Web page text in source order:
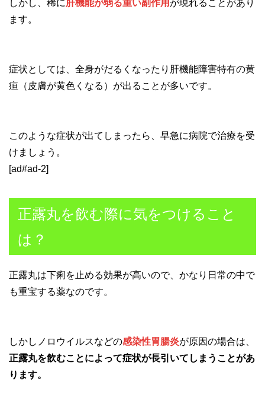
しかし、稀に肝機能が弱る重い副作用 が現れることがあり
ます。
症状としては、全身がだるくなったり肝機能障害特有の黄
疸（皮膚が黄色くなる）が出ることが多いです。
このような症状が出てしまったら、早急に病院で治療を受
けましょう。
[ad#ad-2]
正露丸を飲む際に気をつけること
は？
正露丸は下痢を止める効果が高いので、かなり日常の中で
も重宝する薬なのです。
しかしノロウイルスなどの感染性胃腸炎が原因の場合は、
正露丸を飲むことによって症状が長引いてしまうことがあ
ります。